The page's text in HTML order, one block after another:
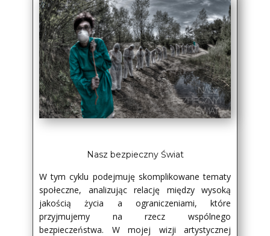
Nasz bezpieczny Świat
W tym cyklu podejmuję skomplikowane tematy
społeczne, analizując relację między wysoką
jakością życia a ograniczeniami, które
przyjmujemy na rzecz wspólnego
bezpieczeństwa. W mojej wizji artystycznej